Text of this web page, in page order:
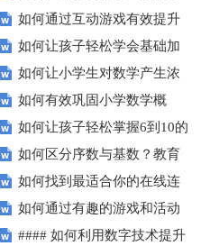
大小？这些建议或许有帮助！
如何通过互动游戏有效提升
孩子的数字识别能力？
如何让孩子轻松学会基础加
减法？家长必看的实用技巧！
如何让小学生对数学产生浓
厚兴趣？趣味数学活动大揭秘！
如何有效巩固小学数学概
念？如何让孩子轻松掌握6到10的
数字读写？
如何区分序数与基数？教育
中这些知识点要知道！
如何找到最适合你的在线连
线游戏？
如何通过有趣的游戏和活动
提升孩子的数字顺序技能？
#### 如何利用数字技术提升